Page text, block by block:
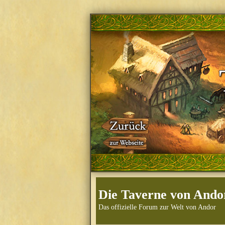
Die Taverne von
Das offizielle Forum zur Welt von Andor